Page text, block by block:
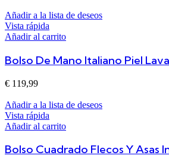
Añadir a la lista de deseos
Vista rápida
Añadir al carrito
€ 119,99
Añadir a la lista de deseos
Vista rápida
Añadir al carrito